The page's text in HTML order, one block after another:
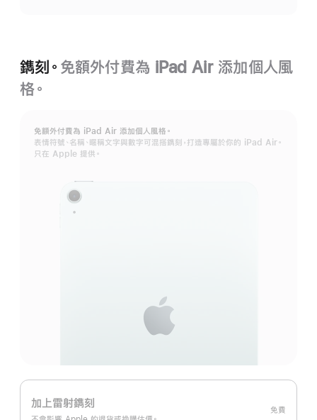
鐫刻。 免額外付費為 iPad Air 添加個人風
格。
免額外付費為 iPad Air 添加個人風格。
表情符號、名稱、暱稱文字與數字可混搭鐫刻，打造專屬於你的 iPad Air。
只在 Apple 提供。
加上雷射鐫刻
免費